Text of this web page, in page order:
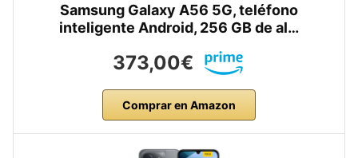
Samsung Galaxy A56 5G, teléfono
inteligente Android, 256 GB de al…
373,00€
Comprar en Amazon